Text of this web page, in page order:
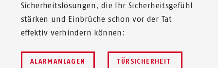
Sicherheitslösungen, die Ihr Sicherheitsgefühl
stärken und Einbrüche schon vor der Tat
effektiv verhindern können:
ALARMANLAGEN TÜRSICHERHEIT